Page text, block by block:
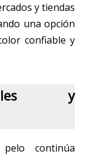
y tiendas
una opción
confiable y
y
continúa